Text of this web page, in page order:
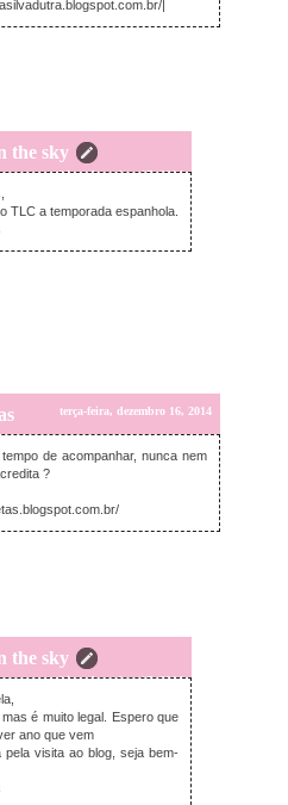
|
the sky
quarta-feira, dezembro 17, 2014
TLC a temporada espanhola.
terça-feira, dezembro 16, 2014
de acompanhar, nunca nem
?
the sky
quarta-feira, dezembro 17, 2014
é muito legal. Espero que
ano que vem
pela visita ao blog, seja bem-